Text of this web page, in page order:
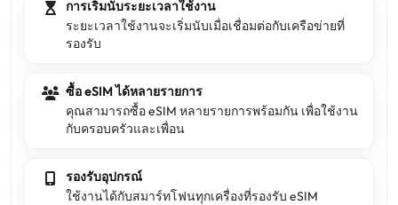
การเริ่มนับระยะเวลาใช้งาน
ระยะเวลาใช้งานจะเริ่มนับเมื่อเชื่อมต่อกับเครือข่ายที่
รองรับ
ซื้อ eSIM ได้หลายรายการ
คุณสามารถซื้อ eSIM หลายรายการพร้อมกัน เพื่อใช้งาน
กับครอบครัวและเพื่อน
รองรับอุปกรณ์
ใช้งานได้กับสมาร์ทโฟนทุกเครื่องที่รองรับ eSIM